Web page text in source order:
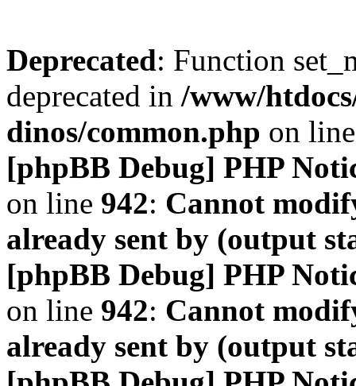
Deprecated: Function
deprecated in /www/
dinos/common.php on
[phpBB Debug] PHP
on line 942: Cannot
already sent by (output
[phpBB Debug] PHP
on line 942: Cannot
already sent by (output